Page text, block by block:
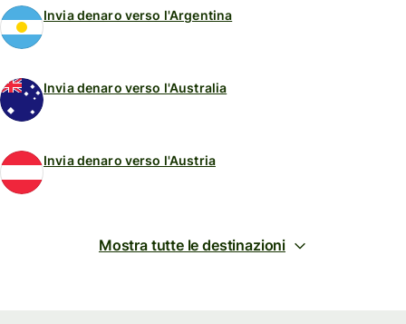
Invia denaro verso l'Argentina
Invia denaro verso l'Australia
Invia denaro verso l'Austria
Mostra tutte le destinazioni